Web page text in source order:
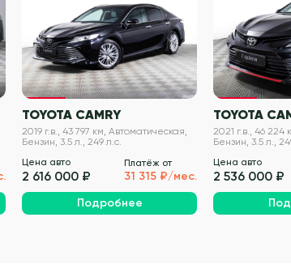
VIN проверен
TOYOTA CAMRY
2019 г.в., 43 797 км, Автоматическая,
Бензин, 3.5 л., 249 л.с.
Цена авто
2 616 000 ₽
Платёж от
31 315 ₽/мес.
Подробнее
TOYOTA
2021 г.в., 46 224
Бензин, 3.5 л.,
Цена авто
2 536 000 ₽